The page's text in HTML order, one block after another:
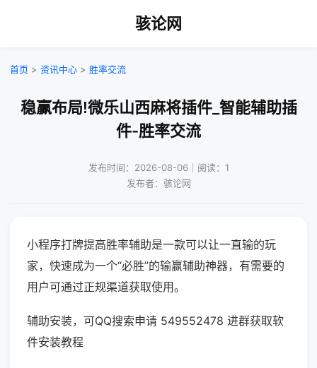
骇论网
首页 > 资讯中心 > 胜率交流
稳赢布局!微乐山西麻将插件_智能辅助插
件-胜率交流
发布时间：2026-08-06｜阅读：1
发布者：骇论网
小程序打牌提高胜率辅助是一款可以让一直输的玩
家，快速成为一个“必胜”的输赢辅助神器，有需要的
用户可通过正规渠道获取使用。
辅助安装，可QQ搜索申请 549552478 进群获取软
件安装教程